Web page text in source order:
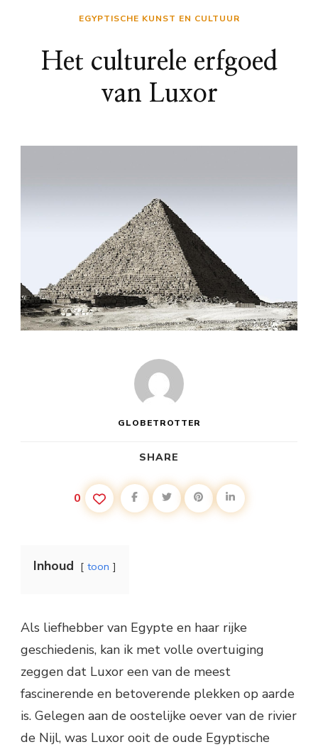
EGYPTISCHE KUNST EN CULTUUR
Het culturele erfgoed
van Luxor
GLOBETROTTER
SHARE
0
Inhoud toon
Als liefhebber van Egypte en haar rijke
geschiedenis, kan ik met volle overtuiging
zeggen dat Luxor een van de meest
fascinerende en betoverende plekken op aarde
is. Gelegen aan de oostelijke oever van de rivier
de Nijl, was Luxor ooit de oude Egyptische